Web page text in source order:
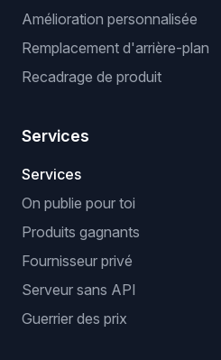
Amélioration personnalisée
Remplacement d'arrière-plan
Recadrage de produit
Services
Services
On publie pour toi
Produits gagnants
Fournisseur privé
Serveur sans API
Guerrier des prix